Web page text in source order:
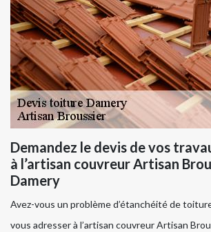
Demandez le devis de vos
à l’artisan couvreur Artisan
Damery
Avez-vous un problème d’étanchéité de
vous adresser à l’artisan couvreur Artisan